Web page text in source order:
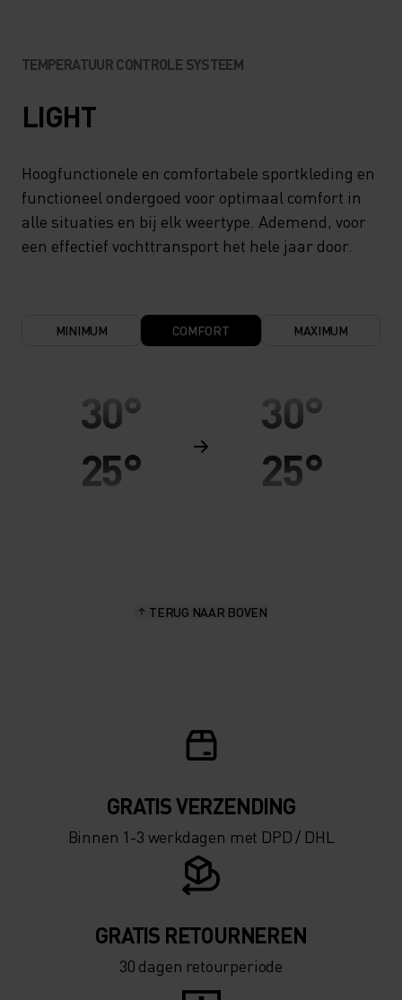
TEMPERATUUR CONTROLE SYSTEEM
LIGHT
Hoogfunctionele en comfortabele sportkleding en
functioneel ondergoed voor optimaal comfort in
alle situaties en bij elk weertype. Ademend, voor
een effectief vochttransport het hele jaar door.
MINIMUM COMFORT MAXIMUM
30°
25°
-5°
-15°
-20°
30°
25°
-5°
-15°
-20°
TERUG NAAR BOVEN
GRATIS VERZENDING​​​​​​​​​​​​​​
Binnen 1-3 werkdagen met DPD / DHL
GRATIS RETOURNEREN
30 dagen retourperiode